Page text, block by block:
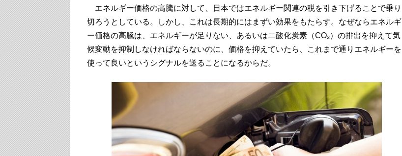
エネルギー価格の高騰に対して、日本ではエネルギー関連の税を引き下げることで乗り
切ろうとしている。しかし、これは長期的にはまずい効果をもたらす。なぜならエネルギ
ー価格の高騰は、エネルギーが足りない、あるいは二酸化炭素（CO₂）の排出を抑えて気
候変動を抑制しなければならないのに、価格を抑えていたら、これまで通りエネルギーを
使って良いというシグナルを送ることになるからだ。